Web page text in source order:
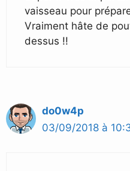
vaisseau pour
Vraiment hâte de
dessus !!
do0w4p
03/09/2018 à